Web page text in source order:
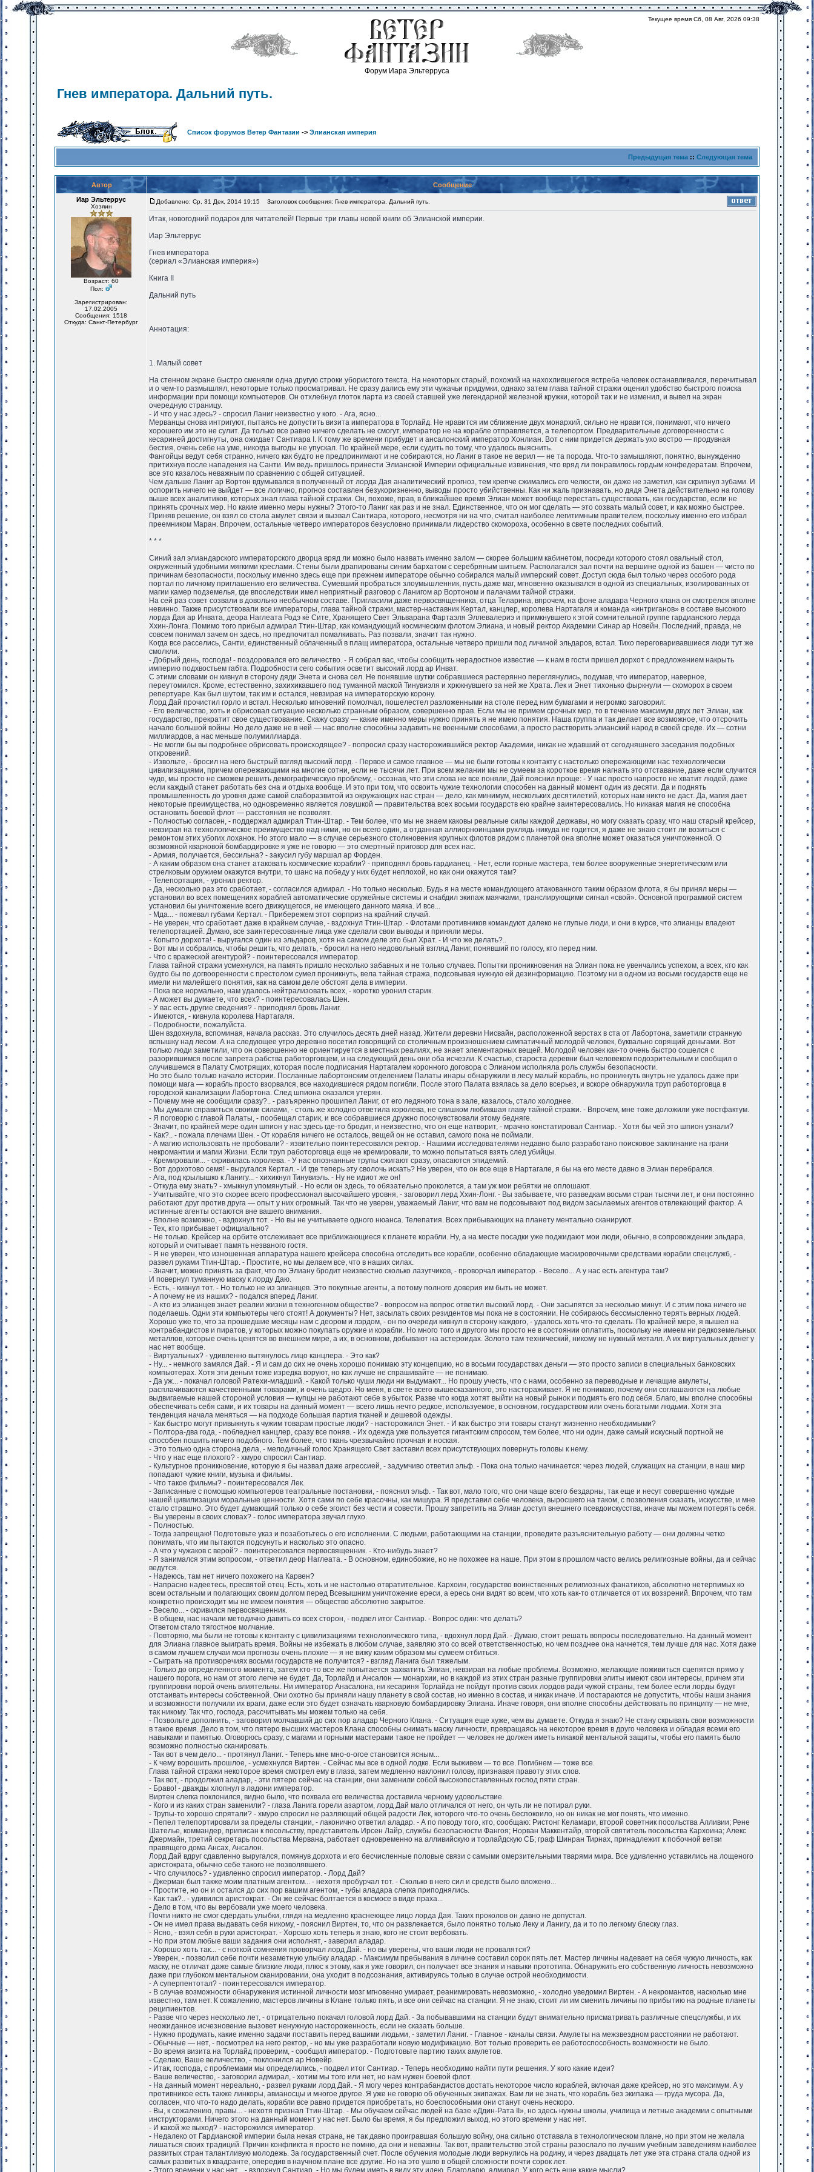
Форум Иара Эльтерруса
Текущее время Сб, 08 Авг, 2026 09:38
Гнев императора. Дальний путь.
Список форумов Ветер Фантазии -> Элианская империя
Предыдущая тема :: Следующая тема
Автор
Сообщение
Иар Эльтеррус
Хозяин
Возраст: 60
Пол:
Зарегистрирован:
17.02.2005
Сообщения: 1518
Откуда: Санкт-Петербург
Добавлено: Ср, 31 Дек, 2014 19:15 Заголовок сообщения: Гнев императора. Дальний путь.
Итак, новогодний подарок для читателей! Первые три главы новой книги об Элианской империи.
Иар Эльтеррус
Гнев императора
(сериал «Элианская империя»)
Книга II
Дальний путь
Аннотация:
1. Малый совет
На стенном экране быстро сменяли одна другую строки убористого текста. На некоторых старый, похожий на нахохлившегося ястреба человек останавливался, перечитывал
и о чем-то размышлял, некоторые только просматривал. Не сразу дались ему эти чужачьи придумки, однако затем глава тайной стражи оценил удобство быстрого поиска
информации при помощи компьютеров. Он отхлебнул глоток ларта из своей ставшей уже легендарной железной кружки, которой так и не изменил, и вывел на экран
очередную страницу.
- И что у нас здесь? - спросил Ланиг неизвестно у кого. - Ага, ясно...
Мерванцы снова интригуют, пытаясь не допустить визита императора в Торлайд. Не нравится им сближение двух монархий, сильно не нравится, понимают, что ничего
хорошего им это не сулит. Да только все равно ничего сделать не смогут, император не на корабле отправляется, а телепортом. Предварительные договоренности с
кесариней достигнуты, она ожидает Сантиара I. К тому же времени прибудет и ансалонский император Хонлиан. Вот с ним придется держать ухо востро — продувная
бестия, очень себе на уме, никогда выгоды не упускал. По крайней мере, если судить по тому, что удалось выяснить.
Фангойцы ведут себя странно, ничего как будто не предпринимают и не собираются, но Ланиг в такое не верил — не та порода. Что-то замышляют, понятно, вынужденно
притихнув после нападения на Санти. Им ведь пришлось принести Элианской Империи официальные извинения, что вряд ли понравилось гордым конфедератам. Впрочем,
все это казалось неважным по сравнению с общей ситуацией.
Чем дальше Ланиг ар Вортон вдумывался в полученный от лорда Дая аналитический прогноз, тем крепче сжимались его челюсти, он даже не заметил, как скрипнул зубами. И
оспорить ничего не выйдет — все логично, прогноз составлен безукоризненно, выводы просто убийственны. Как ни жаль признавать, но дядя Энета действительно на голову
выше всех аналитиков, которых знал глава тайной стражи. Он, похоже, прав, в ближайшее время Элиан может вообще перестать существовать, как государство, если не
принять срочных мер. Но какие именно меры нужны? Этого-то Ланиг как раз и не знал. Единственное, что он мог сделать — это созвать малый совет, и как можно быстрее.
Приняв решение, он взял со стола амулет связи и вызвал Сантиара, которого, несмотря ни на что, считал наиболее легитимным правителем, поскольку именно его избрал
преемником Маран. Впрочем, остальные четверо императоров безусловно принимали лидерство скомороха, особенно в свете последних событий.
* * *
Синий зал элиандарского императорского дворца вряд ли можно было назвать именно залом — скорее большим кабинетом, посреди которого стоял овальный стол,
окруженный удобными мягкими креслами. Стены были драпированы синим бархатом с серебряным шитьем. Располагался зал почти на вершине одной из башен — чисто по
причинам безопасности, поскольку именно здесь еще при прежнем императоре обычно собирался малый имперский совет. Доступ сюда был только через особого рода
портал по личному приглашению его величества. Сумевший пробраться злоумышленник, пусть даже маг, мгновенно оказывался в одной из специальных, изолированных от
магии камер подземелья, где впоследствии имел неприятный разговор с Ланигом ар Вортоном и палачами тайной стражи.
На сей раз совет созвали в довольно необычном составе. Пригласили даже первосвященника, отца Теларина, впрочем, на фоне аладара Черного клана он смотрелся вполне
невинно. Также присутствовали все императоры, глава тайной стражи, мастер-наставник Кертал, канцлер, королева Нартагаля и команда «интриганов» в составе высокого
лорда Дая ар Инвата, деора Наглеата Родэ кё Сите, Хранящего Свет Эльварана Фартаэля Эллевалериэ и примкнувшего к этой сомнительной группе гардианского лерда
Ххин-Лонга. Помимо того прибыл адмирал Ттин-Штар, как командующий космическим флотом Элиана, и новый ректор Академии Синар ар Новейн. Последний, правда, не
совсем понимал зачем он здесь, но предпочитал помалкивать. Раз позвали, значит так нужно.
Когда все расселись, Санти, единственный облаченный в плащ императора, остальные четверо пришли под личиной эльдаров, встал. Тихо переговаривавшиеся люди тут же
смолкли.
- Добрый день, господа! - поздоровался его величество. - Я собрал вас, чтобы сообщить нерадостное известие — к нам в гости пришел дорхот с предложением накрыть
империю подхвостьем габта. Подробности сего события осветит высокий лорд ар Инват.
С этими словами он кивнул в сторону дяди Энета и снова сел. Не понявшие шутки собравшиеся растерянно переглянулись, подумав, что император, наверное,
переутомился. Кроме, естественно, захихикавшего под туманной маской Тинувиэля и хрюкнувшего за ней же Храта. Лек и Энет тихонько фыркнули — скоморох в своем
репертуаре. Как был шутом, так им и остался, невзирая на императорскую корону.
Лорд Дай прочистил горло и встал. Несколько мгновений помолчал, пошелестел разложенными на столе перед ним бумагами и негромко заговорил:
- Его величество, хоть и обрисовал ситуацию несколько странным образом, совершенно прав. Если мы не примем срочных мер, то в течение максимум двух лет Элиан, как
государство, прекратит свое существование. Скажу сразу — какие именно меры нужно принять я не имею понятия. Наша группа и так делает все возможное, что отсрочить
начало большой войны. Но дело даже не в ней — нас вполне способны задавить не военными способами, а просто растворить элианский народ в своей среде. Их — сотни
миллиардов, а нас меньше полумиллиарда.
- Не могли бы вы подробнее обрисовать происходящее? - попросил сразу насторожившийся ректор Академии, никак не ждавший от сегодняшнего заседания подобных
откровений.
- Извольте, - бросил на него быстрый взгляд высокий лорд. - Первое и самое главное — мы не были готовы к контакту с настолько опережающими нас технологически
цивилизациями, причем опережающими на многие сотни, если не тысячи лет. При всем желании мы не сумеем за короткое время нагнать это отставание, даже если случится
чудо, мы просто не сможем решить демографическую проблему, - осознав, что эти слова не все поняли, Дай пояснил проще: - У нас просто напросто не хватит людей, даже
если каждый станет работать без сна и отдыха вообще. И это при том, что освоить чужие технологии способен на данный момент один из десяти. Да и поднять
промышленность до уровня даже самой слаборазвитой из окружающих нас стран — дело, как минимум, нескольких десятилетий, которых нам никто не даст. Да, магия дает
некоторые преимущества, но одновременно является ловушкой — правительства всех восьми государств ею крайне заинтересовались. Но никакая магия не способна
остановить боевой флот — расстояния не позволят.
- Полностью согласен, - поддержал адмирал Ттин-Штар. - Тем более, что мы не знаем каковы реальные силы каждой державы, но могу сказать сразу, что наш старый крейсер,
невзирая на технологическое преимущество над ними, но он всего один, а отданная аллиорноинцами рухлядь никуда не годится, я даже не знаю стоит ли возиться с
ремонтом этих убогих лоханок. Но этого мало — в случае серьезного столкновения крупных флотов рядом с планетой она вполне может оказаться уничтоженной. О
возможной кварковой бомбардировке я уже не говорю — это смертный приговор для всех нас.
- Армия, получается, бессильна? - закусил губу маршал ар Форден.
- А каким образом она станет атаковать космические корабли? - приподнял бровь гардианец. - Нет, если горные мастера, тем более вооруженные энергетическим или
стрелковым оружием окажутся внутри, то шанс на победу у них будет неплохой, но как они окажутся там?
- Телепортация, - уронил ректор.
- Да, несколько раз это сработает, - согласился адмирал. - Но только несколько. Будь я на месте командующего атакованного таким образом флота, я бы принял меры —
установил во всех помещениях кораблей автоматические оружейные системы и снабдил экипаж маячками, транслирующими сигнал «свой». Основной программой систем
установил бы уничтожение всего движущегося, не имеющего данного маяка. И все...
- Мда... - пожевал губами Кертал. - Прибережем этот сюрприз на крайний случай.
- Не уверен, что сработает даже в крайнем случае, - вздохнул Ттин-Штар. - Флотами противников командуют далеко не глупые люди, и они в курсе, что элианцы владеют
телепортацией. Думаю, все заинтересованные лица уже сделали свои выводы и приняли меры.
- Копыто дорхота! - выругался один из эльдаров, хотя на самом деле это был Храт. - И что же делать?..
- Вот мы и собрались, чтобы решить, что делать, - бросил на него недовольный взгляд Ланиг, понявший по голосу, кто перед ним.
- Что с вражеской агентурой? - поинтересовался император.
Глава тайной стражи усмехнулся, на память пришло несколько забавных и не только случаев. Попытки проникновения на Элиан пока не увенчались успехом, а всех, кто как
будто бы по догвооренности с престолом сумел проникнуть, вела тайная стража, подсовывая нужную ей дезинформацию. Поэтому ни в одном из восьми государств еще не
имели ни малейшего понятия, как на самом деле обстоят дела в империи.
- Пока все нормально, нам удалось нейтрализовать всех, - коротко уронил старик.
- А может вы думаете, что всех? - поинтересовалась Шен.
- У вас есть другие сведения? - приподнял бровь Ланиг.
- Имеются, - кивнула королева Нартагаля.
- Подробности, пожалуйста.
Шен вздохнула, вспоминая, начала рассказ. Это случилось десять дней назад. Жители деревни Нисвайн, расположенной верстах в ста от Лабортона, заметили странную
вспышку над лесом. А на следующее утро деревню посетил говорящий со столичным произношением симпатичный молодой человек, буквально сорящий деньгами. Вот
только люди заметили, что он совершенно не ориентируется в местных реалиях, не знает элементарных вещей. Молодой человек как-то очень быстро сошелся с
разорившимся после запрета рабства работорговцем, и на следующий день они оба исчезли. К счастью, староста деревни был человеком подозрительным и сообщил о
случившемся в Палату Смотрящих, которая после подписания Нартагалем коронного договора с Элианом исполняла роль службы безопасности.
Но это было только начало истории. Посланные лабортонским отделением Палаты инары обнаружили в лесу малый корабль, но проникнуть внутрь не удалось даже при
помощи мага — корабль просто взорвался, все находившиеся рядом погибли. После этого Палата взялась за дело всерьез, и вскоре обнаружила труп работорговца в
городской канализации Лабортона. След шпиона оказался утерян.
- Почему мне не сообщили сразу?.. - разъяренно прошипел Ланиг, от его ледяного тона в зале, казалось, стало холоднее.
- Мы думали справиться своими силами, - столь же холодно ответила королева, не слишком любившая главу тайной стражи. - Впрочем, мне тоже доложили уже постфактум.
- Я поговорю с главой Палаты, - пообещал старик, и все собравшиеся дружно посочувствовали этому бедняге.
- Значит, по крайней мере один шпион у нас здесь где-то бродит, и неизвестно, что он еще натворит, - мрачно констатировал Сантиар. - Хотя бы чей это шпион узнали?
- Как?.. - пожала плечами Шен. - От корабля ничего не осталось, вещей он не оставил, самого пока не поймали.
- А магию использовать не пробовали? - язвительно поинтересовался ректор. - Нашими исследователями недавно было разработано поисковое заклинание на грани
некромантии и магии Жизни. Если труп работорговца еще не кремировали, то можно попытаться взять след убийцы.
- Кремировали... - скривилась королева. - У нас опознанные трупы сжигают сразу, опасаются эпидемий.
- Вот дорхотово семя! - выругался Кертал. - И где теперь эту сволочь искать? Не уверен, что он все еще в Нартагале, я бы на его месте давно в Элиан перебрался.
- Ага, под крылышко к Ланигу... - хихикнул Тинувиэль. - Ну не идиот же он!
- Откуда ему знать? - хмыкнул упомянутый. - Но если он здесь, то обязательно проколется, а там уж мои ребятки не оплошают.
- Учитывайте, что это скорее всего профессионал высочайшего уровня, - заговорил лерд Ххин-Лонг. - Вы забываете, что разведкам восьми стран тысячи лет, и они постоянно
работают друг против друга — опыт у них огромный. Так что не уверен, уважаемый Ланиг, что вам не подсовывают под видом засылаемых агентов отвлекающий фактор. А
истинные агенты остаются вне вашего внимания.
- Вполне возможно, - вздохнул тот. - Но вы не учитываете одного нюанса. Телепатия. Всех прибывающих на планету ментально сканируют.
- Тех, кто прибывает официально?
- Не только. Крейсер на орбите отслеживает все приближающиеся к планете корабли. Ну, а на месте посадки уже поджидают мои люди, обычно, в сопровождении эльдара,
который и считывает память незваного гостя.
- Я не уверен, что изношенная аппаратура нашего крейсера способна отследить все корабли, особенно обладающие маскировочными средствами корабли спецслужб, -
развел руками Ттин-Штар. - Простите, но мы делаем все, что в наших силах.
- Значит, можно принять за факт, что по Элиану бродит неизвестно сколько лазутчиков, - проворчал император. - Весело... А у нас есть агентура там?
И повернул туманную маску к лорду Даю.
- Есть, - кивнул тот. - Но только не из элианцев. Это покупные агенты, а потому полного доверия им быть не может.
- А почему не из наших? - подался вперед Ланиг.
- А кто из элианцев знает реалии жизни в техногенном обществе? - вопросом на вопрос ответил высокий лорд. - Они засыпятся за несколько минут. И с этим пока ничего не
поделаешь. Одни эти компьютеры чего стоят! А документы? Нет, засылать своих резидентов мы пока не в состоянии. Не собираюсь бессмысленно терять верных людей.
Хорошо уже то, что за прошедшие месяцы нам с деором и лэрдом, - он по очереди кивнул в сторону каждого, - удалось хоть что-то сделать. По крайней мере, я вышел на
контрабандистов и пиратов, у которых можно покупать оружие и корабли. Но много того и другого мы просто не в состоянии оплатить, поскольку не имеем ни редкоземельных
металлов, которые очень ценятся во внешнем мире, а их, в основном, добывают на астероидах. Золото там технический, никому не нужный металл. А их виртуальных денег у
нас нет вообще.
- Виртуальных? - удивленно вытянулось лицо канцлера. - Это как?
- Ну... - немного замялся Дай. - Я и сам до сих не очень хорошо понимаю эту концепцию, но в восьми государствах деньги — это просто записи в специальных банковских
компьютерах. Хотя эти деньги тоже изредка воруют, но как лучше не спрашивайте — не понимаю.
- Да уж... - покачал головой Ратехи-младший. - Какой только чуши люди ни выдумают... Но прошу учесть, что с нами, особенно за переводные и лечащие амулеты,
расплачиваются качественными товарами, и очень щедро. Но меня, в свете всего вышесказанного, это настораживает. Я не понимаю, почему они соглашаются на любые
выдвигаемые нашей стороной условия — купцы не работают себе в убыток. Разве что когда хотят выйти на новый рынок и подмять его под себя. Благо, мы вполне способны
обеспечивать себя сами, и их товары на данный момент — всего лишь нечто редкое, используемое, в основном, государством или очень богатыми людьми. Хотя эта
тенденция начала меняться — на подходе большая партия тканей и дешевой одежды.
- Как быстро могут привыкнуть к чужим товарам простые люди? - насторожился Энет. - И как быстро эти товары станут жизненно необходимыми?
- Полтора-два года, - побледнел канцлер, сразу все поняв. - Их одежда уже пользуется гигантским спросом, тем более, что ни один, даже самый искусный портной не
способен пошить ничего подобного. Тем более, что ткань чрезвычайно прочная и ноская.
- Это только одна сторона дела, - мелодичный голос Хранящего Свет заставил всех присутствующих повернуть головы к нему.
- Что у нас еще плохого? - хмуро спросил Сантиар.
- Культурное проникновение, которую я бы назвал даже агрессией, - задумчиво ответил эльф. - Пока она только начинается: через людей, служащих на станции, в наш мир
попадают чужие книги, музыка и фильмы.
- Что такое фильмы? - поинтересовался Лек.
- Записанные с помощью компьютеров театральные постановки, - пояснил эльф. - Так вот, мало того, что они чаще всего бездарны, так еще и несут совершенно чуждые
нашей цивилизации моральные ценности. Хотя сами по себе красочны, как мишура. Я представил себе человека, выросшего на таком, с позволения сказать, искусстве, и мне
стало страшно. Это будет думающий только о себе эгоист без чести и совести. Прошу запретить на Элиан доступ внешнего псевдоискусства, иначе мы можем потерять себя.
- Вы уверены в своих словах? - голос императора звучал глухо.
- Полностью.
- Тогда запрещаю! Подготовьте указ и позаботьтесь о его исполнении. С людьми, работающими на станции, проведите разъяснительную работу — они должны четко
понимать, что им пытаются подсунуть и насколько это опасно.
- А что у чужаков с верой? - поинтересовался первосвященник. - Кто-нибудь знает?
- Я занимался этим вопросом, - ответил деор Наглеата. - В основном, единобожие, но не похожее на наше. При этом в прошлом часто велись религиозные войны, да и сейчас
ведутся.
- Надеюсь, там нет ничего похожего на Карвен?
- Напрасно надеетесь, пресвятой отец. Есть, хоть и не настолько отвратительное. Кархоин, государство воинственных религиозных фанатиков, абсолютно нетерпимых ко
всем остальным и полагающих своим долгом перед Всевышним уничтожение ереси, а ересь они видят во всем, что хоть как-то отличается от их воззрений. Впрочем, что там
конкретно происходит мы не имеем понятия — общество абсолютно закрытое.
- Весело... - скривился первосвященник.
- В общем, нас начали методично давить со всех сторон, - подвел итог Сантиар. - Вопрос один: что делать?
Ответом стало тягостное молчание.
- Повторяю, мы были не готовы к контакту с цивилизациями технологического типа, - вдохнул лорд Дай. - Думаю, стоит решать вопросы последовательно. На данный момент
для Элиана главное выиграть время. Войны не избежать в любом случае, заявляю это со всей ответственностью, но чем позднее она начнется, тем лучше для нас. Хотя даже
в самом лучшем случаи мои прогнозы очень плохие — я не вижу каким образом мы сумеем отбиться.
- Сыграть на противоречиях восьми государств не получится? - взгляд Ланига был тяжелым.
- Только до определенного момента, затем кто-то все же попытается захватить Элиан, невзирая на любые проблемы. Возможно, желающие поживиться сцепятся прямо у
нашего порога, но нам от этого легче не будет. Да, Торлайд и Ансалон — монархии, но в каждой из этих стран разные группировки элиты имеют свои интересы, причем эти
группировки порой очень влиятельны. Ни император Анасалона, ни кесариня Торлайда не пойдут против своих лордов ради чужой страны, тем более если лорды будут
отстаивать интересы собственной. Они охотно бы приняли нашу планету в свой состав, но именно в состав, и никак иначе. И постараются не допустить, чтобы наши знания
и возможности получили их враги, даже если это будет означать кварковую бомбардировку Элиана. Иначе говоря, они вполне способны действовать по принципу — не мне,
так никому. Так что, господа, рассчитывать мы можем только на себя.
- Позвольте дополнить, - заговорил молчавший до сих пор аладар Черного Клана. - Ситуация еще хуже, чем вы думаете. Откуда я знаю? Не стану скрывать свои возможности
в такое время. Дело в том, что пятеро высших мастеров Клана способны снимать маску личности, превращаясь на некоторое время в друго человека и обладая всеми его
навыками и памятью. Оговорюсь сразу, с магами и горными мастерами такое не пройдет — человек не должен иметь никакой ментальной защиты, чтобы его память было
возможно полностью сканировать.
- Так вот в чем дело... - протянул Ланиг. - Теперь мне мно-о-огое становится ясным...
- К чему ворошить прошлое, - усмехнулся Виртен. - Сейчас мы все в одной лодке. Если выживем — то все. Погибнем — тоже все.
Глава тайной стражи некоторое время смотрел ему в глаза, затем медленно наклонил голову, признавая правоту этих слов.
- Так вот, - продолжил аладар, - эти пятеро сейчас на станции, они заменили собой высокопоставленных господ пяти стран.
- Браво! - дважды хлопнул в ладони император.
Виртен слегка поклонился, видно было, что похвала его величества доставила черному удовольствие.
- Кого и из каких стран заменили? - глаза Ланига горели азартом, лорд Дай мало отличался от него, он чуть ли не потирал руки.
- Трупы-то хорошо спрятали? - хмуро спросил не разляющий общей радости Лек, которого что-то очень беспокоило, но он никак не мог понять, что именно.
- Пепел телепортировали за пределы станции, - лаконично ответил аладар. - А по поводу того, кто, сообщаю: Ристонг Келамари, второй советник посольства Алливии; Рене
Шателье, коммандер, приписан к посольству, представитель Ирсен Лайр, службы безопасности Фангоя; Норван Маккентайр, второй святитель посольства Кархоина; Алекс
Джермайн, третий секретарь посольства Мервана, работает одновременно на алливийскую и торлайдскую СБ; граф Шинран Тирнах, принадлежит к побочной ветви
правящего дома Ансах, Ансалон.
Лорд Дай вдруг сдавленно выругался, помянув дорхота и его бесчисленные половые связи с самыми омерзительными тварями мира. Все удивленно уставились на лощеного
аристократа, обычно себе такого не позволявшего.
- Что случилось? - удивленно спросил император. - Лорд Дай?
- Джерман был также моим платным агентом... - нехотя пробурчал тот. - Сколько в него сил и средств было вложено...
- Простите, но он и остался до сих пор вашим агентом, - губы аладара слегка приподнялись.
- Как так?.. - удивился аристократ. - Он же сейчас болтается в космосе в виде праха...
- Дело в том, что вы вербовали уже моего человека.
Почти никто не смог сдердать улыбки, глядя на медленно краснеющее лицо лорда Дая. Таких проколов он давно не допустал.
- Он не имел права выдавать себя никому, - пояснил Виртен, то, что он развлекается, было понятно только Леку и Ланигу, да и то по легкому блеску глаз.
- Ясно, - взял себя в руки аристократ. - Хорошо хоть теперь я знаю, кого не стоит вербовать.
- Но при этом любые ваши задания они исполнят, - заверил аладар.
- Хорошо хоть так... - с ноткой сомнения проворчал лорд Дай. - но вы уверены, что ваши люди не провалятся?
- Уверен, - позволил себе почти незаметную улыбку аладар. - Максимум пребывания в личине составил сорок пять лет. Мастер личины надевает на себя чужую личность, как
маску, не отличат даже самые близкие люди, плюс к этому, как я уже говорил, он получает все знания и навыки прототипа. Обнаружить его собственную личность невозможно
даже при глубоком ментальном сканировании, она уходит в подсознания, активируясь только в случае острой необходимости.
- А суперпентотал? - поинтересовался император.
- В случае возможности обнаружения истинной личности мозг мгновенно умирает, реанимировать невозможно, - холодно уведомил Виртен. - А некромантов, насколько мне
известно, там нет. К сожалению, мастеров личины в Клане только пять, и все они сейчас на станции. Я не знаю, стоит ли им сменить личины по прибытию на родные планеты
реципиентов.
- Разве что через несколько лет, - отрицательно покачал головой лорд Дай. - За побывавшими на станции будут внимательно присматривать различные спецслужбы, и их
неожиданное исчезновение вызовет ненужную настороженность, если не сказать больше.
- Нужно продумать, какие именно задачи поставить перед вашими людьми, - заметил Ланиг. - Главное - каналы связи. Амулеты на межзвездном расстоянии не работают.
- Обычные — нет, - посмотрел на него ректор, - но мы уже разработали новую модификацию. Вот только проверить ее работоспособность возможности не было.
- Во время визита на Торлайд проверим, - сообщил император. - Подготовьте партию таких амулетов.
- Сделаю, Ваше величество, - поклонился ар Новейр.
- Итак, господа, с проблемами мы определились, - подвел итог Сантиар. - Теперь необходимо найти пути решения. У кого какие идеи?
- Ваше величество, - заговорил адмирал, - хотим мы того или нет, но нам нужен боевой флот.
- На данный момент нереально, - развел руками лорд Дай. - Я могу через контрабандистов достать некоторое число кораблей, включая даже крейсер, но это максимум. А у
противникое есть также линкоры, авианосцы и многое другое. Я уже не говорю об обученных экипажах. Вам ли не знать, что корабль без экипажа — груда мусора. Да,
согласен, что что-то надо делать, корабли все равно придется приобретать, но боеспособными они станут очень нескоро.
- Вы, к сожалению, правы... - нехотя признал Ттин-Штар. - Мы обучаем сейчас людей на базе «Ддин-Рата II», но здесь нужны школы, училища и летные академии с опытными
инструкторами. Ничего этого на данный момент у нас нет. Было бы время, я бы предложил выход, но этого времени у нас нет.
- И какой же выход? - насторожился император.
- Недалеко от Гардианской империи была некая страна, не так давно проигравшая большую войну, она сильно отставала в технологическом плане, но при этом не желала
лишаться своих традиций. Причин конфликта я просто не помню, да они и неважны. Так вот, правительство этой страны разослало по лучшим учебным заведениям наиболее
развитых стран талантливую молодежь. За государственный счет. После обучения молодые люди вернулись на родину, и через двадцать лет уже эта страна стала одной из
самых развитых в квадранте, опередив в научном плане все другие. Но на это ушло в общей сложности почти сорок лет.
- Этого времени у нас нет... - вздохнул Сантиар. - Но мы будем иметь в виду эту идею. Благодарю, адмирал. У кого есть еще какие мысли?